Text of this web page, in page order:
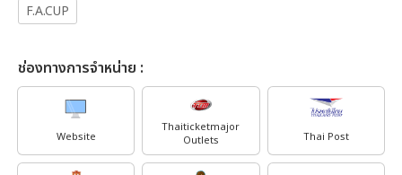
F.A.CUP
ช่องทางการจำหน่าย :
Website
Thaiticketmajor
Outlets
Thai Post